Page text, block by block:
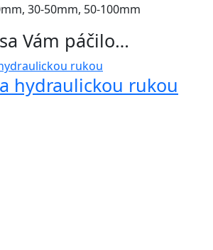
30-50mm, 50-100mm
Vám páčilo…
hydraulickou rukou